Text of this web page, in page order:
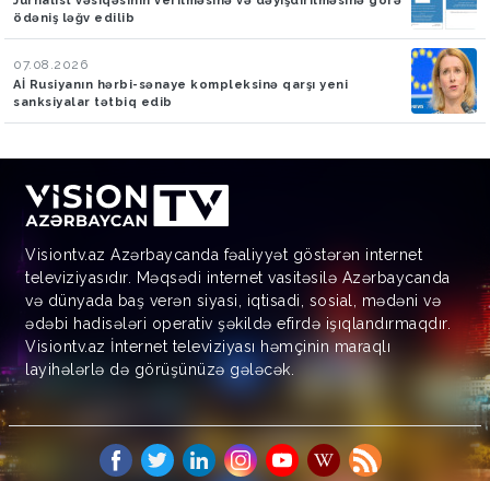
ödəniş ləğv edilib
07.08.2026
Aİ Rusiyanın hərbi-sənaye kompleksinə qarşı yeni
sanksiyalar tətbiq edib
Visiontv.az Azərbaycanda fəaliyyət göstərən internet
televiziyasıdır. Məqsədi internet vasitəsilə Azərbaycanda
və dünyada baş verən siyasi, iqtisadi, sosial, mədəni və
ədəbi hadisələri operativ şəkildə efirdə işıqlandırmaqdır.
Visiontv.az İnternet televiziyası həmçinin maraqlı
layihələrlə də görüşünüzə gələcək.